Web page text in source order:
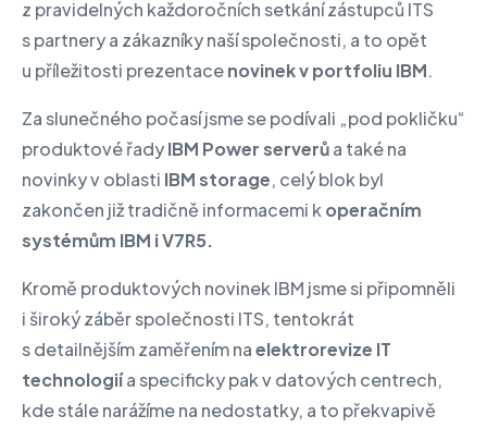
z pravidelných každoročních setkání zástupců ITS
s partnery a zákazníky naší společnosti, a to opět
u příležitosti prezentacenovinek v portfoliu IBM.
Za slunečného počasí jsme se podívali „pod pokličku“
produktové řadyIBM Power serverůa také na
novinky v oblasti IBM storage, celý blok byl
zakončen již tradičně informacemi k operačním
systémům IBM i V7R5.
Kromě produktových novinek IBM jsme si připomněli
i široký záběr společnosti ITS, tentokrát
s detailnějším zaměřením naelektrorevize IT
technologiía specificky pak v datových centrech,
kde stále narážíme na nedostatky, a to překvapivě